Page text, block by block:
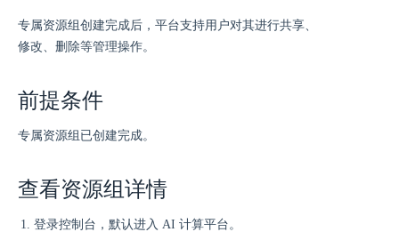
专属资源组创建完成后，平台支持用户对其进行共享、
修改、删除等管理操作。
前提条件
专属资源组已创建完成。
查看资源组详情
登录控制台，默认进入 AI 计算平台。